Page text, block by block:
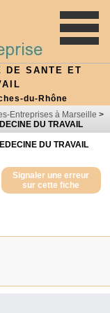
DE SANTE ET
du-Rhône
Entreprises à Marseille >
DU TRAVAIL
DU TRAVAIL
Signaler une erreur
sur cette fiche